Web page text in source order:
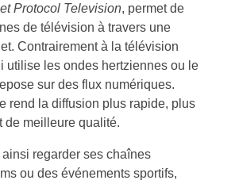
Protocol Television, permet de
de télévision à travers une
Contrairement à la télévision
utilise les ondes hertziennes ou le
sur des flux numériques.
rend la diffusion plus rapide, plus
de meilleure qualité.
ainsi regarder ses chaînes
ou des événements sportifs,